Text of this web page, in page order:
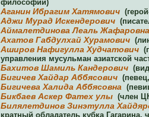
философии)
Аганин Ибрагим Хатямович
Аджи Мурад Искендерович
Аймалетдинова Леаль Жафаровна
Ахатов Габдулхай Xурамович
Аширов Нафигулла Худчатович
управления мусульман азиатской
Бахитов Шамиль Кандерович
Бигичев Хайдар Аббясович
Бигичева Халида Аббясовна
Бикбаев Аскер Фатех улы (член
Билялетдинов Зинэтулла
кратный обладатель кубка